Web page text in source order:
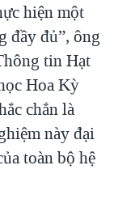
hiện một
đầy đủ”, ông
tin Hạt
Hoa Kỳ
chắn là
này đại
toàn bộ hệ